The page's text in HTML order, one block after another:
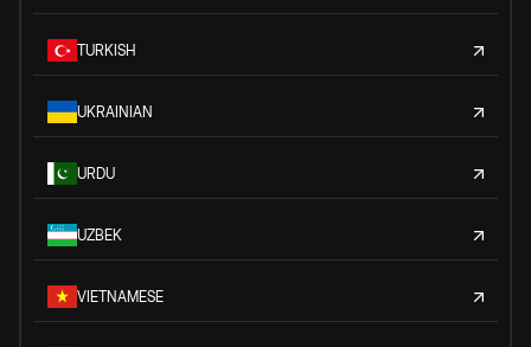
TURKISH
UKRAINIAN
URDU
UZBEK
VIETNAMESE